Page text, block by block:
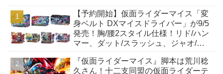
【予約開始】仮面ライダーマイス「変
身ベルト DXマイスドライバー」が9/5
発売！胸/腰2スタイル仕様！リド/ハン
マー、ダット/スラッシュ、ジャオ/バ
も！
『仮面ライダーマイス』脚本は荒川稔
久さん！十二支同盟の仮面ライダーテ